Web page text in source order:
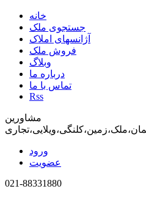
خانه
جستجوی ملک
آژانسهای املاک
فروش ملک
وبلاگ
درباره ما
تماس با ما
Rss
مشاورین
ورود
عضویت
021-88331880